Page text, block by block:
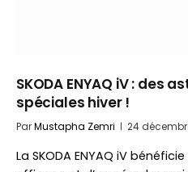
SKODA ENYAQ iV : des
spéciales hiver !
ParMustapha Zemri 24
La SKODA ENYAQ iV